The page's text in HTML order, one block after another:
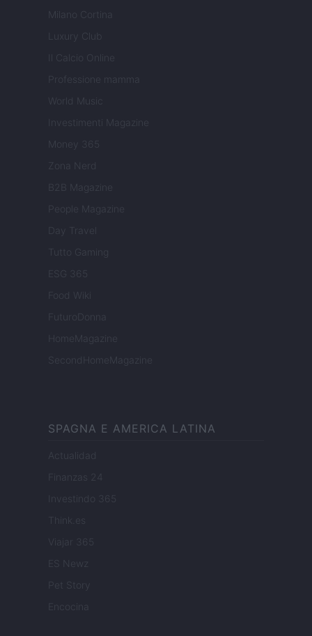
Milano Cortina
Luxury Club
Il Calcio Online
Professione mamma
World Music
Investimenti Magazine
Money 365
Zona Nerd
B2B Magazine
People Magazine
Day Travel
Tutto Gaming
ESG 365
Food Wiki
FuturoDonna
HomeMagazine
SecondHomeMagazine
SPAGNA E AMERICA LATINA
Actualidad
Finanzas 24
Investindo 365
Think.es
Viajar 365
ES Newz
Encocina